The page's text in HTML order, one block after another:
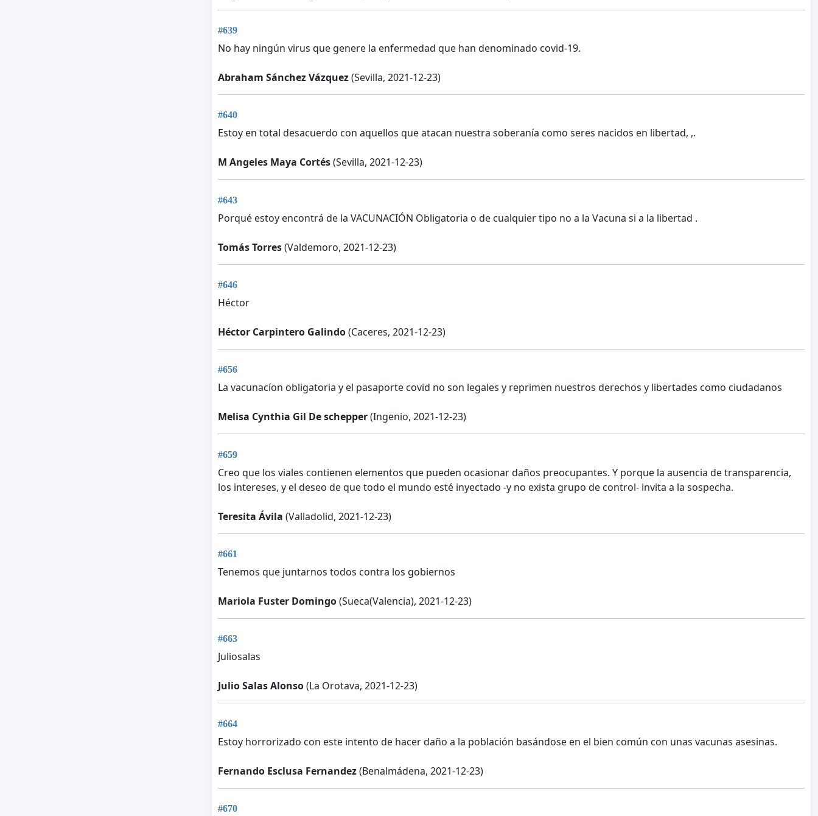
#639
No hay ningún virus que genere la enfermedad que han denominado covid-19.
Abraham Sánchez Vázquez(Sevilla, 2021-12-23)
#640
Estoy en total desacuerdo con aquellos que atacan nuestra soberanía como seres nacidos en libertad, ,.
M Angeles Maya Cortés(Sevilla, 2021-12-23)
#643
Porqué estoy encontrá de la VACUNACIÓN Obligatoria o de cualquier tipo no a la Vacuna si a la libertad .
Tomás Torres(Valdemoro, 2021-12-23)
#646
Héctor
Héctor Carpintero Galindo(Caceres, 2021-12-23)
#656
La vacunacíon obligatoria y el pasaporte covid no son legales y reprimen nuestros derechos y libertades como ciudadanos
Melisa Cynthia Gil De schepper(Ingenio, 2021-12-23)
#659
Creo que los viales contienen elementos que pueden ocasionar daños preocupantes. Y porque la ausencia de transparencia,
los intereses, y el deseo de que todo el mundo esté inyectado -y no exista grupo de control- invita a la sospecha.
Teresita Ávila (Valladolid, 2021-12-23)
#661
Tenemos que juntarnos todos contra los gobiernos
Mariola Fuster Domingo(Sueca(Valencia), 2021-12-23)
#663
Juliosalas
Julio Salas Alonso(La Orotava, 2021-12-23)
#664
Estoy horrorizado con este intento de hacer daño a la población basándose en el bien común con unas vacunas asesinas.
Fernando Esclusa Fernandez(Benalmádena, 2021-12-23)
#670